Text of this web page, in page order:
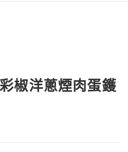
椒洋蔥煙肉蛋鑊